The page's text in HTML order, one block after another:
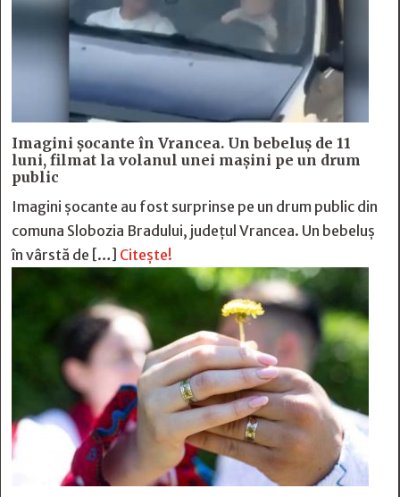
Imagini șocante în Vrancea. Un bebeluș de 11
luni, filmat la volanul unei mașini pe un drum
public
Imagini șocante au fost surprinse pe un drum public din
comuna Slobozia Bradului, județul Vrancea. Un bebeluș
în vârstă de […] Citește!